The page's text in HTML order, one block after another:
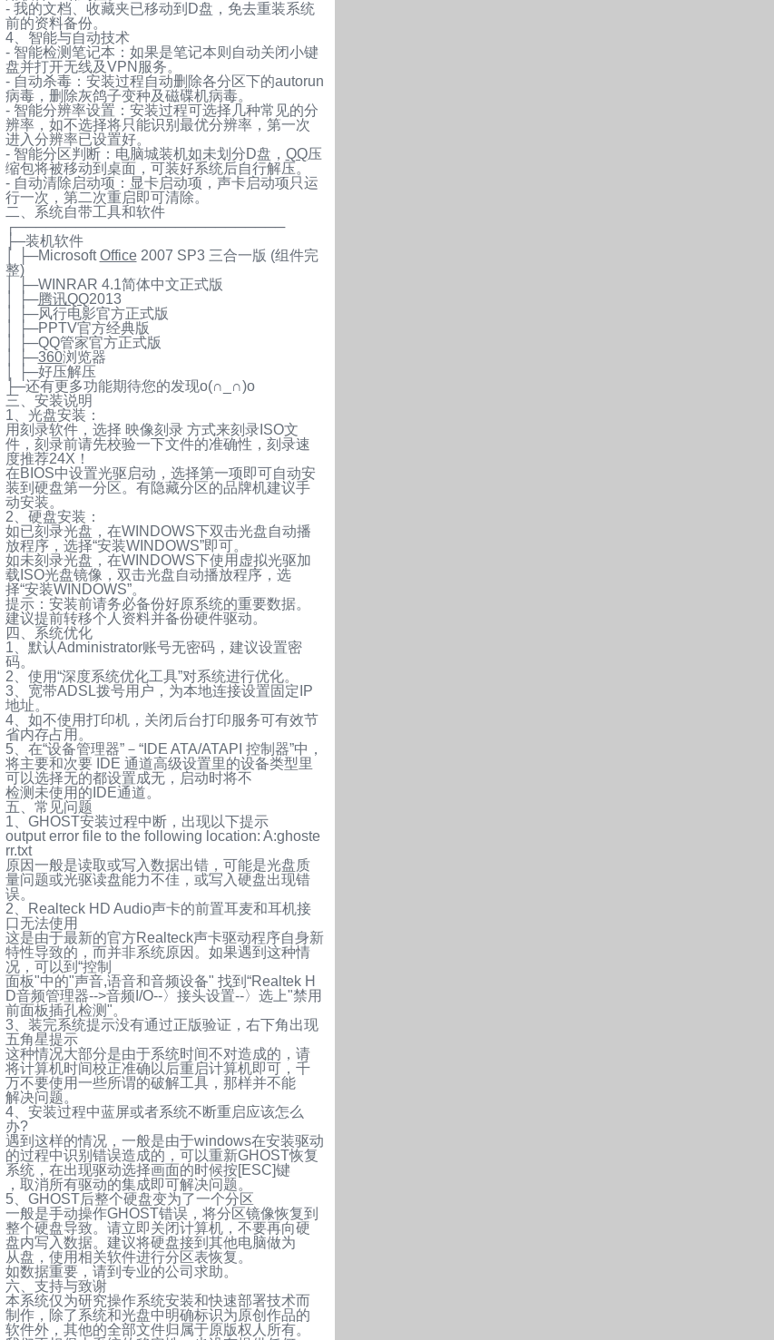
- 我的文档、收藏夹已移动到D盘，免去重装系统
前的资料备份。
4、智能与自动技术
- 智能检测笔记本：如果是笔记本则自动关闭小键
盘并打开无线及VPN服务。
- 自动杀毒：安装过程自动删除各分区下的autorun
病毒，删除灰鸽子变种及磁碟机病毒。
- 智能分辨率设置：安装过程可选择几种常见的分
辨率，如不选择将只能识别最优分辨率，第一次
进入分辨率已设置好。
- 智能分区判断：电脑城装机如未划分D盘， QQ压
缩包将被移动到桌面，可装好系统后自行解压。
- 自动清除启动项：显卡启动项，声卡启动项只运
行一次，第二次重启即可清除。
二、系统自带工具和软件
┌───────────────────────────
├─装机软件
│ ├─MicrosoftOffice2007 SP3 三合一版 (组件完
整)
│ ├─WINRAR 4.1简体中文正式版
│ ├─腾讯QQ2013
│ ├─风行电影官方正式版
│ ├─PPTV官方经典版
│ ├─QQ管家官方正式版
│ ├─360浏览器
│ ├─好压解压
├─还有更多功能期待您的发现o(∩_∩)o
三、安装说明
1、光盘安装：
用刻录软件，选择 映像刻录 方式来刻录ISO文
件，刻录前请先校验一下文件的准确性，刻录速
度推荐24X！
在BIOS中设置光驱启动，选择第一项即可自动安
装到硬盘第一分区。有隐藏分区的品牌机建议手
动安装。
2、硬盘安装：
如已刻录光盘，在WINDOWS下双击光盘自动播
放程序，选择“安装WINDOWS”即可。
如未刻录光盘，在WINDOWS下使用虚拟光驱加
载ISO光盘镜像，双击光盘自动播放程序，选
择“安装WINDOWS”。
提示：安装前请务必备份好原系统的重要数据。
建议提前转移个人资料并备份硬件驱动。
四、系统优化
1、默认Administrator账号无密码，建议设置密
码。
2、使用“深度系统优化工具”对系统进行优化。
3、宽带ADSL拨号用户，为本地连接设置固定IP
地址。
4、如不使用打印机，关闭后台打印服务可有效节
省内存占用。
5、在“设备管理器”－“IDE ATA/ATAPI 控制器”中，
将主要和次要 IDE 通道高级设置里的设备类型里
可以选择无的都设置成无，启动时将不
检测未使用的IDE通道。
五、常见问题
1、GHOST安装过程中断，出现以下提示
output error file to the following location: A:ghoste
rr.txt
原因一般是读取或写入数据出错，可能是光盘质
量问题或光驱读盘能力不佳，或写入硬盘出现错
误。
2、Realteck HD Audio声卡的前置耳麦和耳机接
口无法使用
这是由于最新的官方Realteck声卡驱动程序自身新
特性导致的，而并非系统原因。如果遇到这种情
况，可以到“控制
面板"中的"声音,语音和音频设备" 找到“Realtek H
D音频管理器-->音频I/O--〉接头设置--〉选上"禁用
前面板插孔检测"。
3、装完系统提示没有通过正版验证，右下角出现
五角星提示
这种情况大部分是由于系统时间不对造成的，请
将计算机时间校正准确以后重启计算机即可，千
万不要使用一些所谓的破解工具，那样并不能
解决问题。
4、安装过程中蓝屏或者系统不断重启应该怎么
办?
遇到这样的情况，一般是由于windows在安装驱动
的过程中识别错误造成的，可以重新GHOST恢复
系统，在出现驱动选择画面的时候按[ESC]键
，取消所有驱动的集成即可解决问题。
5、GHOST后整个硬盘变为了一个分区
一般是手动操作GHOST错误，将分区镜像恢复到
整个硬盘导致。请立即关闭计算机，不要再向硬
盘内写入数据。建议将硬盘接到其他电脑做为
从盘，使用相关软件进行分区表恢复。
如数据重要，请到专业的公司求助。
六、支持与致谢
本系统仅为研究操作系统安装和快速部署技术而
制作，除了系统和光盘中明确标识为原创作品的
软件外，其他的全部文件归属于原版权人所有。